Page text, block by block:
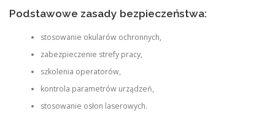
Podstawowe zasady bezpieczeństwa:
stosowanie okularów ochronnych,
zabezpieczenie strefy pracy,
szkolenia operatorów,
kontrola parametrów urządzeń,
stosowanie osłon laserowych.